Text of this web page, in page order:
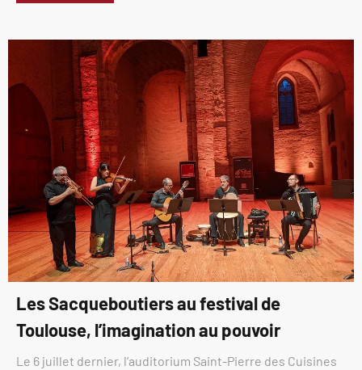
Les Sacqueboutiers au festival de
Toulouse, l’imagination au pouvoir
Le 6 juillet dernier, l’auditorium Saint-Pierre des Cuisines